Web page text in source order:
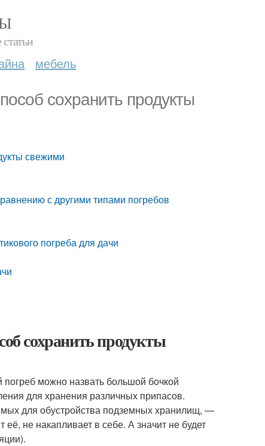
мебель
сохранить продукты
свежими
с другими типами погребов
погреба для дачи
сохранить продукты
можно назвать большой бочкой
для хранения различных припасов.
для обустройства подземных хранилищ, —
не накапливает в себе. А значит не будет